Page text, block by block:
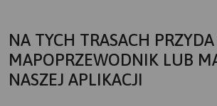
NA TYCH TRASACH
MAPOPRZEWODNIK LUB
NASZEJ APLIKACJI